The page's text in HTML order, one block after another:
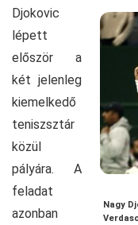
Nagy
Djokovic
lépett
először a
két jelenleg
kiemelkedő
teniszsztár
közül
pályára. A
feladat
azonban